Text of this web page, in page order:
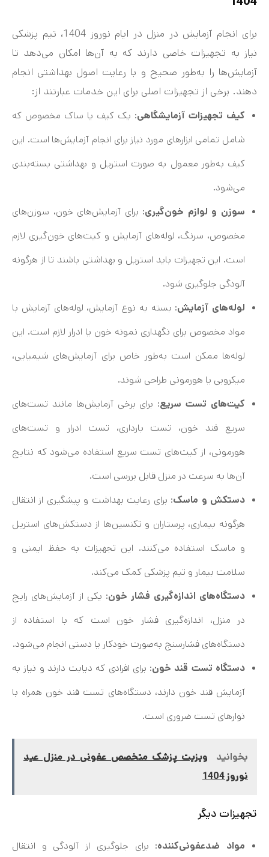
برای انجام آزمایش در منزل در ایام نوروز 1404، تیم پزشکی
نیاز به تجهیزات خاصی دارند که به آن‌ها امکان می‌دهد تا
آزمایش‌ها را به‌طور صحیح و با رعایت اصول بهداشتی انجام
دهند. برخی از تجهیزات اصلی برای این خدمات عبارتند از:
کیف تجهیزات آزمایشگاهی: یک کیف یا ساک مخصوص که
شامل تمامی ابزارهای مورد نیاز برای انجام آزمایش‌ها است. این
کیف به‌طور معمول به صورت استریل و بهداشتی بسته‌بندی
می‌شود.
سوزن و لوازم خون‌گیری: برای آزمایش‌های خون، سوزن‌های
مخصوص، سرنگ، لوله‌های آزمایش و کیت‌های خون‌گیری لازم
است. این تجهیزات باید استریل و بهداشتی باشند تا از هرگونه
آلودگی جلوگیری شود.
لوله‌های آزمایش: بسته به نوع آزمایش، لوله‌های آزمایش با
مواد مخصوص برای نگهداری نمونه خون یا ادرار لازم است. این
لوله‌ها ممکن است به‌طور خاص برای آزمایش‌های شیمیایی،
میکروبی یا هورمونی طراحی شوند.
کیت‌های تست سریع: برای برخی آزمایش‌ها مانند تست‌های
سریع قند خون، تست بارداری، تست ادرار و تست‌های
هورمونی، از کیت‌های تست سریع استفاده می‌شود که نتایج
آن‌ها به سرعت در منزل قابل بررسی است.
دستکش و ماسک: برای رعایت بهداشت و پیشگیری از انتقال
هرگونه بیماری، پرستاران و تکنسین‌ها از دستکش‌های استریل
و ماسک استفاده می‌کنند. این تجهیزات به حفظ ایمنی و
سلامت بیمار و تیم پزشکی کمک می‌کند.
دستگاه‌های اندازه‌گیری فشار خون: یکی از آزمایش‌های رایج
در منزل، اندازه‌گیری فشار خون است که با استفاده از
دستگاه‌های فشارسنج به‌صورت خودکار یا دستی انجام می‌شود.
دستگاه تست قند خون: برای افرادی که دیابت دارند و نیاز به
آزمایش قند خون دارند، دستگاه‌های تست قند خون همراه با
نوارهای تست ضروری است.
بخوانید
ویزیت پزشک متخصص عفونی در منزل عید
نوروز 1404
تجهیزات دیگر
مواد ضدعفونی‌کننده: برای جلوگیری از آلودگی و انتقال